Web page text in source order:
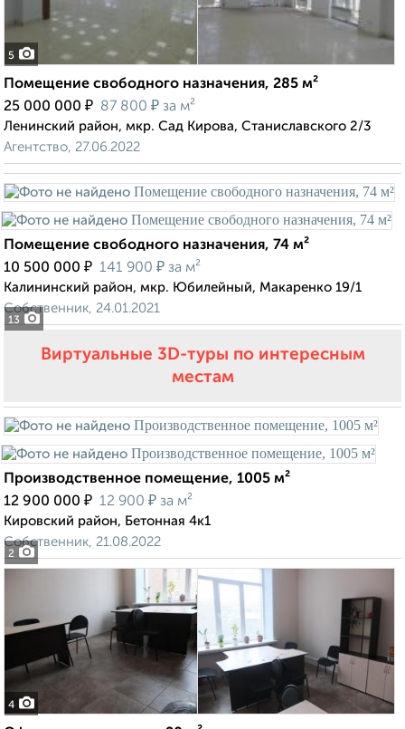
5
Помещение свободного назначения, 285 м²
25 000 000 ₽ 87 800 ₽ за м²
Ленинский район, мкр. Сад Кирова, Станиславского 2/3
Агентство, 27.06.2022
13
Помещение свободного назначения, 74 м²
10 500 000 ₽ 141 900 ₽ за м²
Калининский район, мкр. Юбилейный, Макаренко 19/1
Собственник, 24.01.2021
Виртуальные 3D-туры по интересным
местам
2
Производственное помещение, 1005 м²
12 900 000 ₽ 12 900 ₽ за м²
Кировский район, Бетонная 4к1
Собственник, 21.08.2022
4